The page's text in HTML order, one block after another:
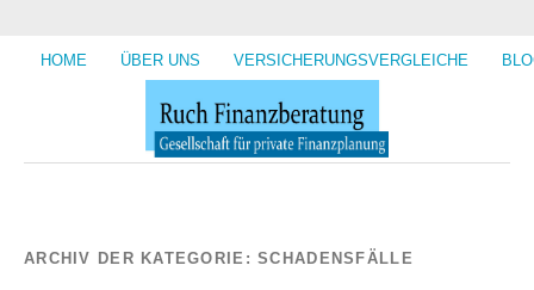
HOME ÜBER UNS VERSICHERUNGSVERGLEICHE
ARCHIV DER KATEGORIE:SCHADENSFÄLLE